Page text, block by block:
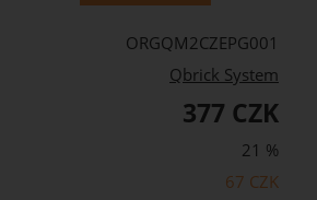
ORGQM2CZEPG001
Qbrick System
377 CZK
21 %
67 CZK